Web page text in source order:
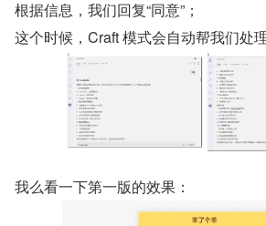
根据信息，我们回复“同意”；
这个时候，Craft 模式会自动帮我们处
我么看一下第一版的效果：